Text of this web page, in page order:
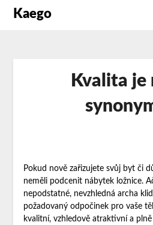
Kaego
Kvalita je
Pokud nově zařizujete svůj byt či
neměli podcenit nábytek ložnice.
nepodstatné, nevzhledná archa
požadovaný odpočinek pro vaše
kvalitní, vzhledově atraktivní a